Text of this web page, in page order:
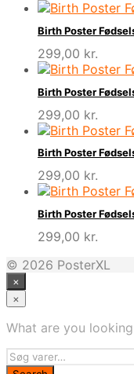
Birth Poster
299,00 kr.
Birth Poster
299,00 kr.
Birth Poster
299,00 kr.
Birth Poster
299,00 kr.
© 2026 PosterXL
×
×
What are you